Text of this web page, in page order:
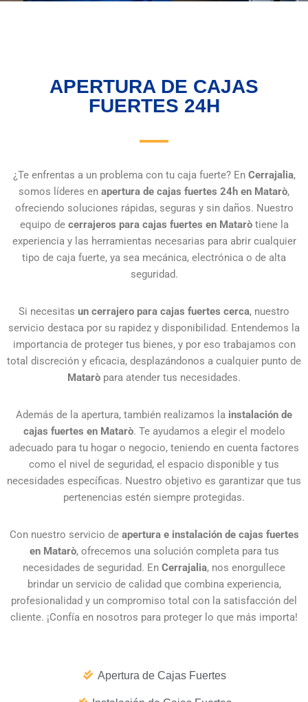
APERTURA DE CAJAS
FUERTES 24H
¿Te enfrentas a un problema con tu caja fuerte? En Cerrajalia,
somos líderes en apertura de cajas fuertes 24h en Matarò,
ofreciendo soluciones rápidas, seguras y sin daños. Nuestro
equipo de cerrajeros para cajas fuertes en Mataròtiene la
experiencia y las herramientas necesarias para abrir cualquier
tipo de caja fuerte, ya sea mecánica, electrónica o de alta
seguridad.
Si necesitas un cerrajero para cajas fuertes cerca, nuestro
servicio destaca por su rapidez y disponibilidad. Entendemos la
importancia de proteger tus bienes, y por eso trabajamos con
total discreción y eficacia, desplazándonos a cualquier punto de
Matarò para atender tus necesidades.
Además de la apertura, también realizamos la instalación de
cajas fuertes en Matarò. Te ayudamos a elegir el modelo
adecuado para tu hogar o negocio, teniendo en cuenta factores
como el nivel de seguridad, el espacio disponible y tus
necesidades específicas. Nuestro objetivo es garantizar que tus
pertenencias estén siempre protegidas.
Con nuestro servicio de apertura e instalación de cajas fuertes
en Matarò, ofrecemos una solución completa para tus
necesidades de seguridad. En Cerrajalia, nos enorgullece
brindar un servicio de calidad que combina experiencia,
profesionalidad y un compromiso total con la satisfacción del
cliente. ¡Confía en nosotros para proteger lo que más importa!
Apertura de Cajas Fuertes